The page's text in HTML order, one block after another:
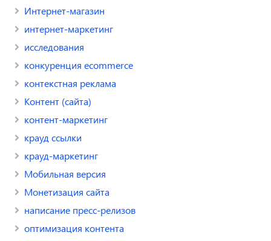
Интернет-магазин
интернет-маркетинг
исследования
конкуренция ecommerce
контекстная реклама
Контент (сайта)
контент-маркетинг
крауд ссылки
крауд-маркетинг
Мобильная версия
Монетизация сайта
написание пресс-релизов
оптимизация контента